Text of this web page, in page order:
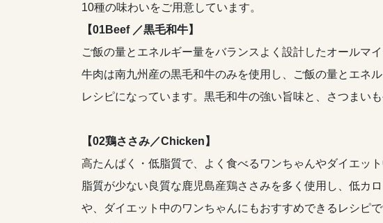
10種の味わいをご用意しています。
【01Beef ／黒毛和牛】
ご飯の量とエネルギー量をバランスよく設計したオールマイ
牛肉は南九州産の黒毛和牛のみを使用し、ご飯の量とエネ
レシピになっています。黒毛和牛の強い旨味と、さつまい
【02鶏ささみ／Chicken】
高たんぱく・低脂質で、よく食べるワンちゃんやダイエッ
脂質が少ない良質な鹿児島産鶏ささみを多く使用し、低カ
や、ダイエット中のワンちゃんにもおすすめできるレシピ